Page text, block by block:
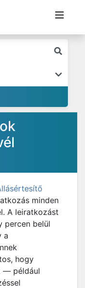
minden
A leiratkozást
percen belül
a
hogy
— például